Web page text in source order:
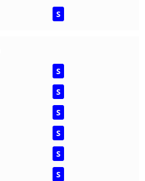
S
S
S
S
S
S
S